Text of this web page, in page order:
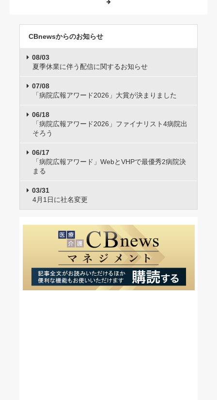
CBnewsからのお知らせ
08/03
夏季休業に伴う配信に関するお知らせ
07/08
「病院広報アワード2026」大賞が決まりました
06/18
「病院広報アワード2026」ファイナリスト4病院出
そろう
06/17
「病院広報アワード」WebとVHPで最優秀2病院決
まる
03/31
4月1日に社名変更